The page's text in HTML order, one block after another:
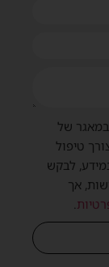
של
טיפול
לבקש
אך
.